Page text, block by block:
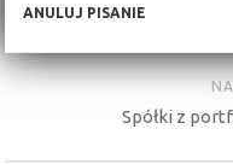
ANULUJ PISANIE
Spółki z